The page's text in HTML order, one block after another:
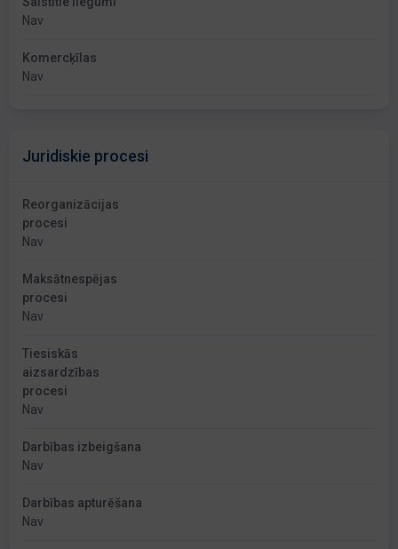
Nav
Komercķīlas
Nav
Juridiskie procesi
Reorganizācijas
procesi
Nav
Maksātnespējas
procesi
Nav
Tiesiskās
aizsardzības
procesi
Nav
Darbības izbeigšana
Nav
Darbības apturēšana
Nav